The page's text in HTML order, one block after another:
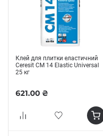
Клей для плитки еластичний
Ceresit СМ 14 Elastic Universal
25 кг
621.00 ₴